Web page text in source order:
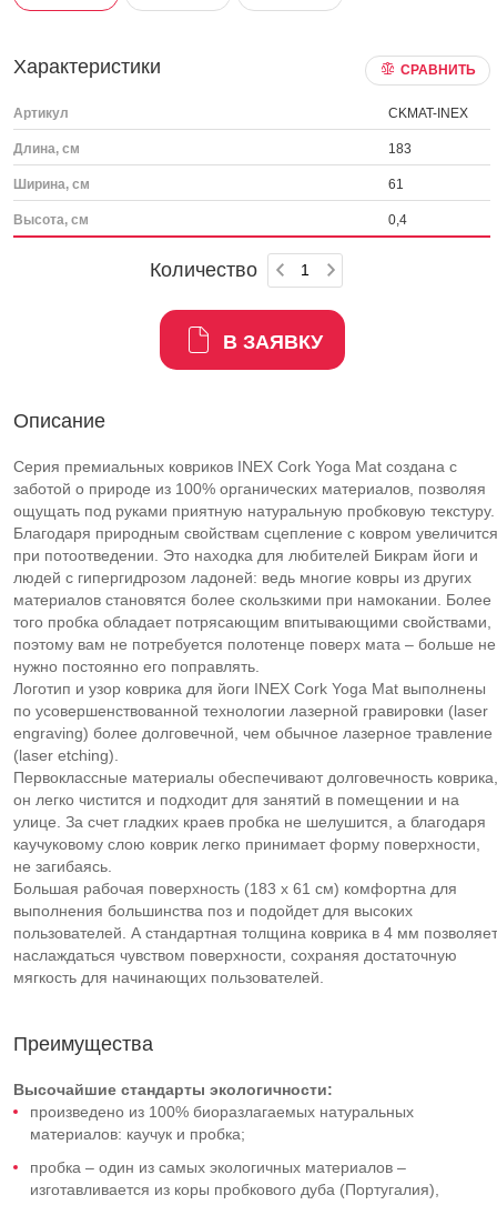
Характеристики СРАВНИТЬ
Артикул CKMAT-INEX
Длина, см 183
Ширина, см 61
Высота, см 0,4
Количество
В ЗАЯВКУ
Описание
Серия премиальных ковриков INEX Cork Yoga Mat создана с
заботой о природе из 100% органических материалов, позволяя
ощущать под руками приятную натуральную пробковую текстуру.
Благодаря природным свойствам сцепление с ковром увеличится
при потоотведении. Это находка для любителей Бикрам йоги и
людей с гипергидрозом ладоней: ведь многие ковры из других
материалов становятся более скользкими при намокании. Более
того пробка обладает потрясающим впитывающими свойствами,
поэтому вам не потребуется полотенце поверх мата – больше не
нужно постоянно его поправлять.
Логотип и узор коврика для йоги INEX Cork Yoga Mat выполнены
по усовершенствованной технологии лазерной гравировки (laser
engraving) более долговечной, чем обычное лазерное травление
(laser etching).
Первоклассные материалы обеспечивают долговечность коврика,
он легко чистится и подходит для занятий в помещении и на
улице. За счет гладких краев пробка не шелушится, а благодаря
каучуковому слою коврик легко принимает форму поверхности,
не загибаясь.
Большая рабочая поверхность (183 х 61 см) комфортна для
выполнения большинства поз и подойдет для высоких
пользователей. А стандартная толщина коврика в 4 мм позволяет
наслаждаться чувством поверхности, сохраняя достаточную
мягкость для начинающих пользователей.
Преимущества
Высочайшие стандарты экологичности:
произведено из 100% биоразлагаемых натуральных
материалов: каучук и пробка;
пробка – один из самых экологичных материалов –
изготавливается из коры пробкового дуба (Португалия),